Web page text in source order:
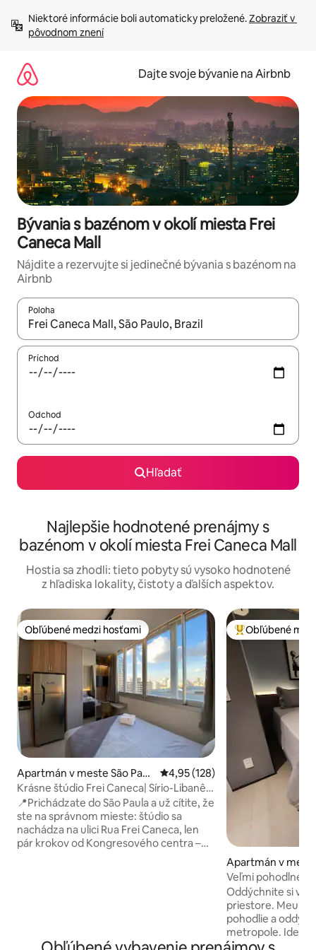
obsah.
Niektoré informácie boli automaticky preložené. Zobraziť v
pôvodnom znení
Dajte svoje bývanie na Airbnb
Bývania s bazénom v okolí miesta Frei
Caneca Mall
Nájdite a rezervujte si jedinečné bývania s bazénom na
Airbnb
Poloha
Keď budú výsledky k dispozícii, môžete si ich prechádzať
Príchod
Odchod
Hľadať
Najlepšie hodnotené prenájmy s
bazénom v okolí miesta Frei Caneca Mall
Hostia sa zhodli: tieto pobyty sú vysoko hodnotené
z hľadiska lokality, čistoty a ďalších aspektov.
Obľúbené medzi hosťami
Obľúbené medzi hosťami
Apartmán v meste São Paul
o
Priemerné ohodnotenie 4,95 z
4,95 (128)
Krásne štúdio Frei Caneca| Sírio-Libanês|
Paulista
📍Prichádzate do São Paula a už cítite, že
ste na správnom mieste: štúdio sa
nachádza na ulici Rua Frei Caneca, len
pár krokov od Kongresového centra –
Najobľúbenejšie
Obľúbené
Apartmán v
o
Veľmi pohodlné
in
Oddýchnite si v
priestore. Meu Ap uprednostňuje
pohodlie a
metropole. Ideálne pre maximálne 2
osoby, vybavené